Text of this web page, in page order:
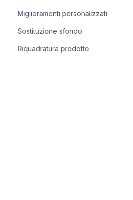
Miglioramenti personalizzati
Sostituzione sfondo
Riquadratura prodotto